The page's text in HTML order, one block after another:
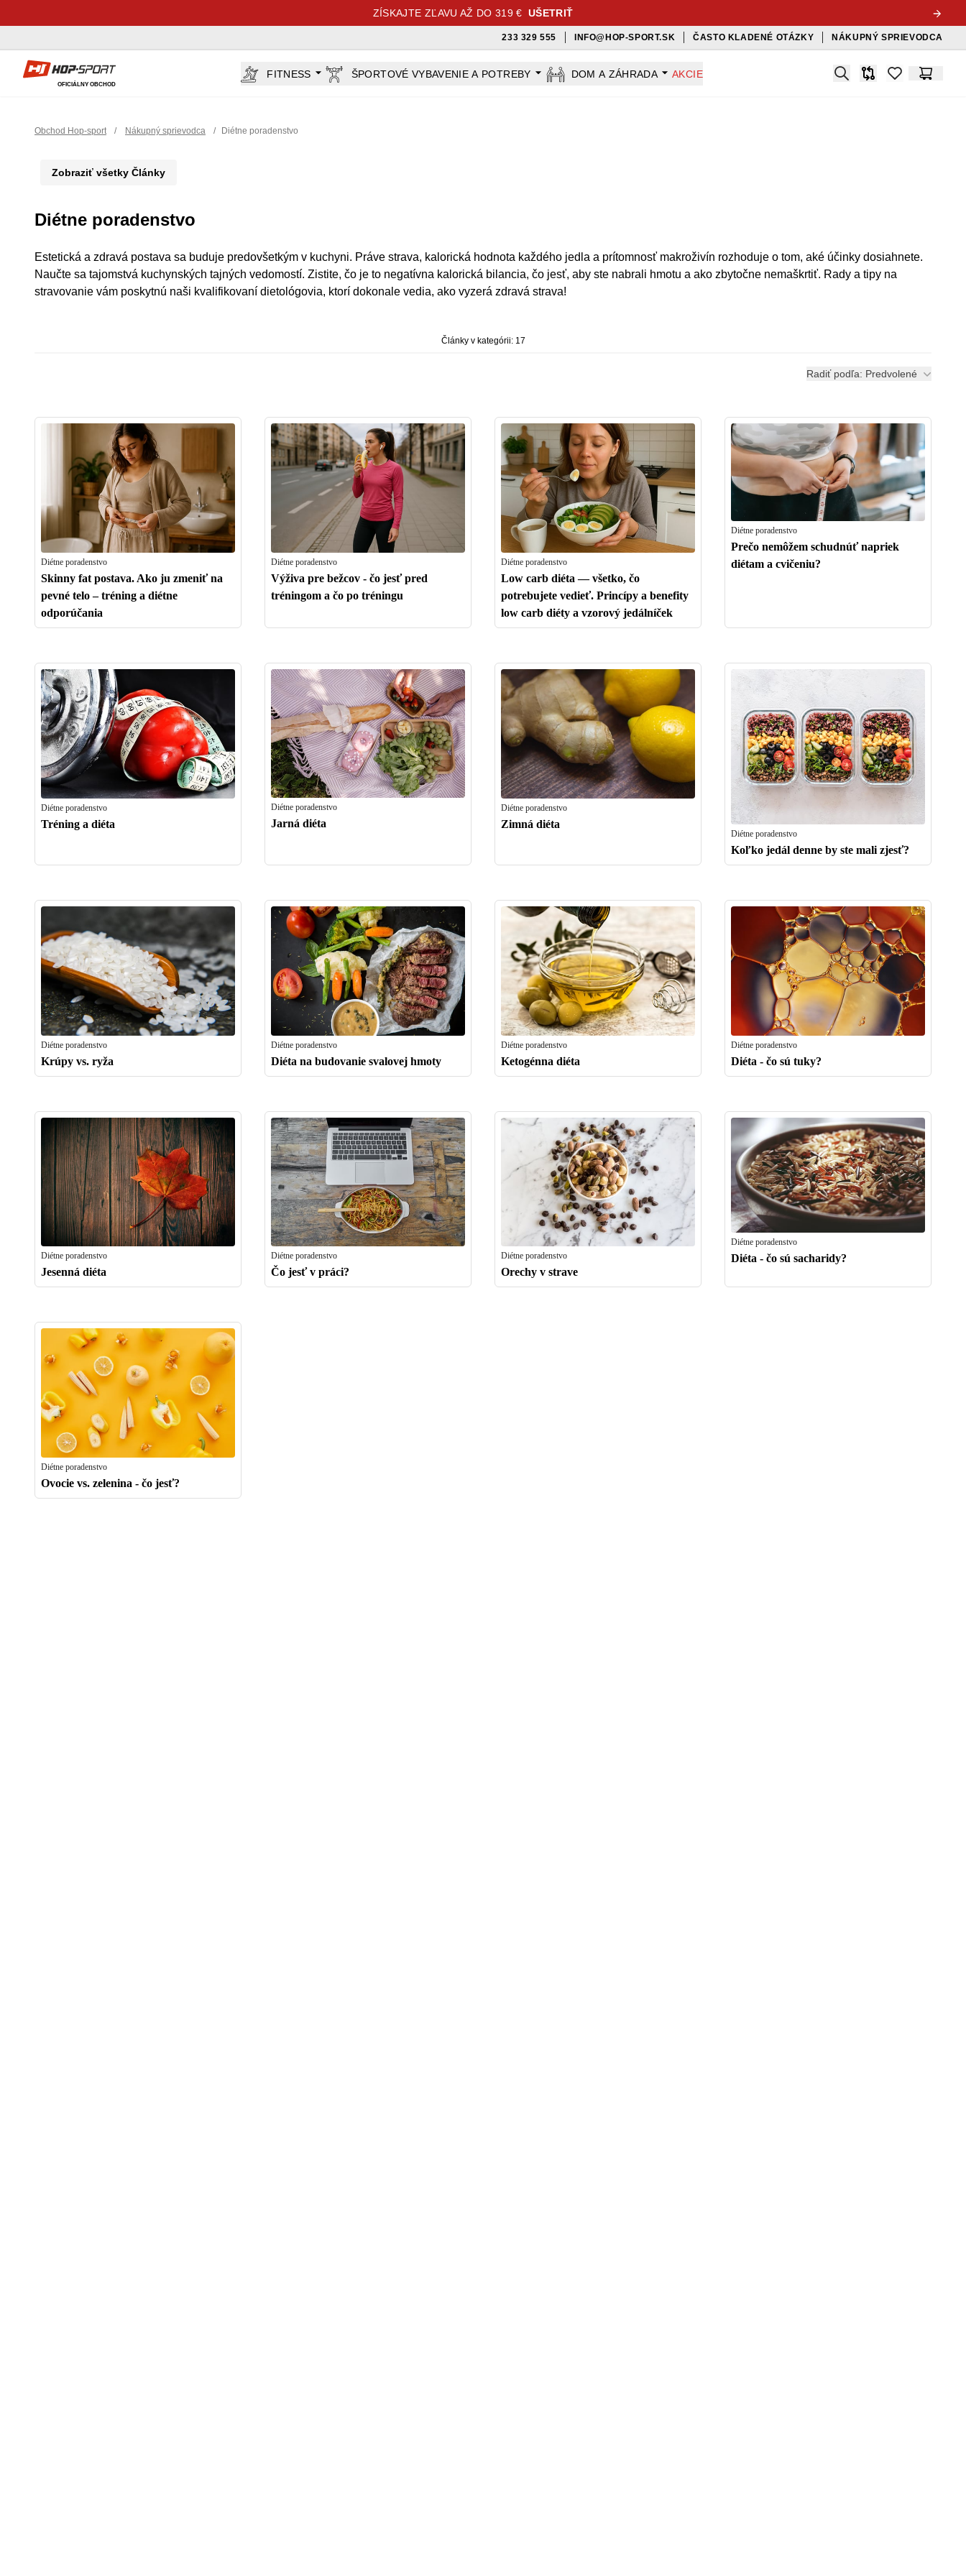
ZÍSKAJTE ZĽAVU AŽ DO 319 € UŠETRIŤ
233 329 555 INFO@HOP-SPORT.SK ČASTO KLADENÉ OTÁZKY NÁKUPNÝ SPRIEVODCA
Hop-Sport.sk
OFICIÁLNY OBCHOD
FITNESS ŠPORTOVÉ VYBAVENIE A POTREBY DOM A ZÁHRADA AKCIE Search
Porovnávač
items inKošík
Obchod Hop-sport / Nákupný sprievodca / Diétne poradenstvo
Zobraziť všetky Články
Diétne poradenstvo
Estetická a zdravá postava sa buduje predovšetkým v kuchyni. Práve strava, kalorická hodnota každého jedla a prítomnosť makroživín rozhoduje o tom, aké účinky dosiahnete.
Naučte sa tajomstvá kuchynských tajných vedomostí. Zistite, čo je to negatívna kalorická bilancia, čo jesť, aby ste nabrali hmotu a ako zbytočne nemaškrtiť. Rady a tipy na
stravovanie vám poskytnú naši kvalifikovaní dietológovia, ktorí dokonale vedia, ako vyzerá zdravá strava!
Články v kategórii: 17
Radiť podľa: Predvolené
Diétne poradenstvo
Skinny fat postava. Ako ju zmeniť na
pevné telo – tréning a diétne
odporúčania
Diétne poradenstvo
Výživa pre bežcov - čo jesť pred
tréningom a čo po tréningu
Diétne poradenstvo
Low carb diéta — všetko, čo
potrebujete vedieť. Princípy a benefity
low carb diéty a vzorový jedálníček
Diétne poradenstvo
Prečo nemôžem schudnúť napriek
diétam a cvičeniu?
Diétne poradenstvo
Tréning a diéta
Diétne poradenstvo
Jarná diéta
Diétne poradenstvo
Zimná diéta
Diétne poradenstvo
Koľko jedál denne by ste mali zjesť?
Diétne poradenstvo
Krúpy vs. ryža
Diétne poradenstvo
Diéta na budovanie svalovej hmoty
Diétne poradenstvo
Ketogénna diéta
Diétne poradenstvo
Diéta - čo sú tuky?
Diétne poradenstvo
Jesenná diéta
Diétne poradenstvo
Čo jesť v práci?
Diétne poradenstvo
Orechy v strave
Diétne poradenstvo
Diéta - čo sú sacharidy?
Diétne poradenstvo
Ovocie vs. zelenina - čo jesť?